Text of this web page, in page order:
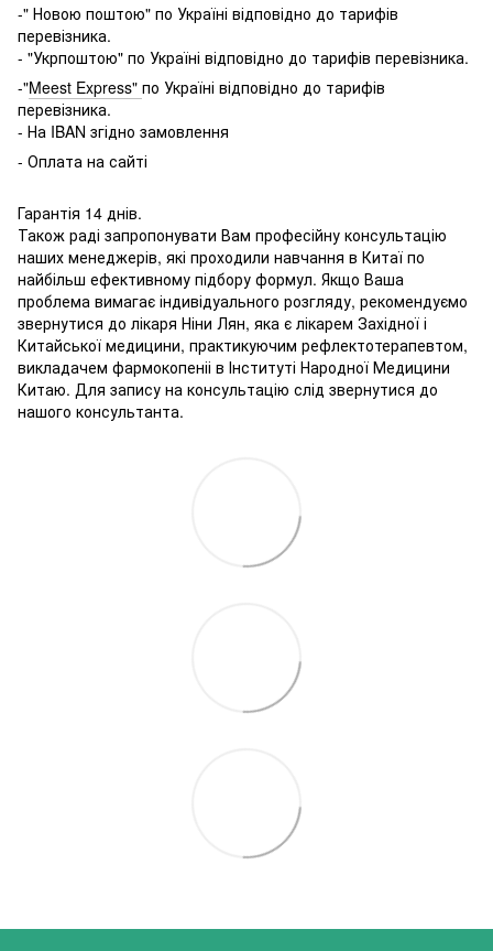
-" Новою поштою" по Україні відповідно до тарифів
перевізника.
- "Укрпоштою" по Україні відповідно до тарифів перевізника.
-"Meest Express" по Україні відповідно до тарифів
перевізника.
- На IBAN згідно замовлення
- Оплата на сайті
Гарантія 14 днів.
Також раді запропонувати Вам професійну консультацію
наших менеджерів, які проходили навчання в Китаї по
найбільш ефективному підбору формул. Якщо Ваша
проблема вимагає індивідуального розгляду, рекомендуємо
звернутися до лікаря Ніни Лян, яка є лікарем Західної і
Китайської медицини, практикуючим рефлектотерапевтом,
викладачем фармокопеніі в Інституті Народної Медицини
Китаю. Для запису на консультацію слід звернутися до
нашого консультанта.